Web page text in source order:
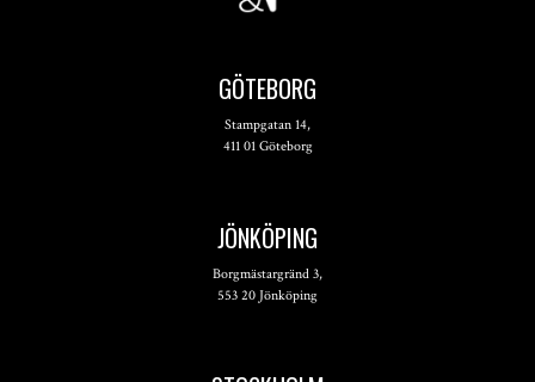
GÖTEBORG
Stampgatan 14,
411 01 Göteborg
JÖNKÖPING
Borgmästargränd 3,
553 20 Jönköping